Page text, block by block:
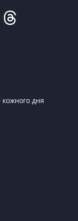
двері
за умови
дня.
двері
вхідних
вхідних
дня